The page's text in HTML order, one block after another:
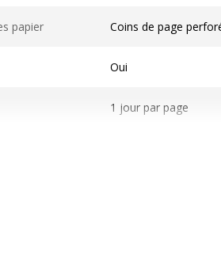
papier Coins de page
Oui
1 jour par page